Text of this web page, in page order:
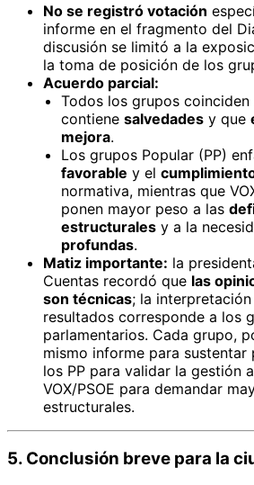
No se registró votación
informe en el fragmento del
discusión se limitó a la
la toma de posición de los
Acuerdo parcial:
Todos los grupos
contiene salvedades y que
mejora.
Los grupos Popular (PP)
favorable y el
normativa, mientras que
ponen mayor peso a las
estructurales y a la
profundas.
Matiz importante: la
Cuentas recordó que las
son técnicas; la
resultados corresponde a los
parlamentarios. Cada grupo,
mismo informe para sustentar
los PP para validar la gestión
VOX/PSOE para demandar
estructurales.
5. Conclusión breve para la